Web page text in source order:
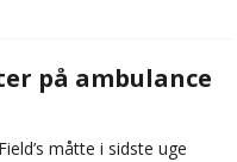
på ambulance
måtte i sidste uge